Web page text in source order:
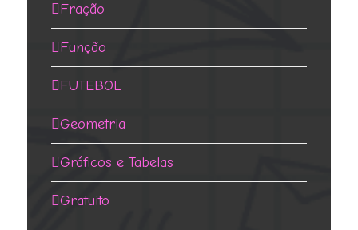
Fração
Função
FUTEBOL
Geometria
Gráficos e Tabelas
Gratuito